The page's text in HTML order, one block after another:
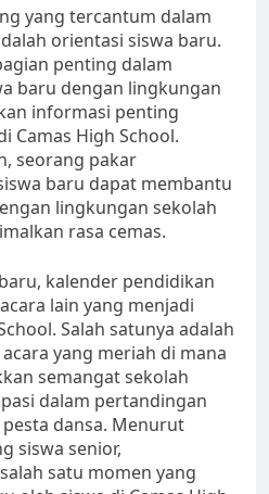
yang tercantum dalam
orientasi siswa baru.
penting dalam
baru dengan lingkungan
informasi penting
Camas High School.
seorang pakar
baru dapat membantu
lingkungan sekolah
rasa cemas.
kalender pendidikan
lain yang menjadi
Salah satunya adalah
yang meriah di mana
semangat sekolah
dalam pertandingan
dansa. Menurut
siswa senior,
satu momen yang